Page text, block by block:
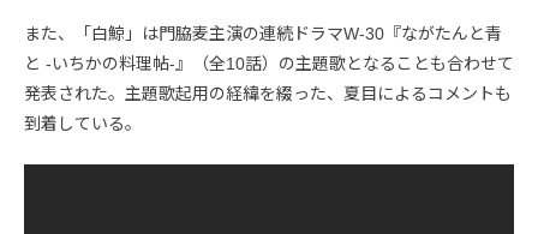
また、「白鯨」は門脇麦主演の連続ドラマW-30『ながたんと青
と -いちかの料理帖-』（全10話）の主題歌となることも合わせて
発表された。主題歌起用の経緯を綴った、夏目によるコメントも
到着している。